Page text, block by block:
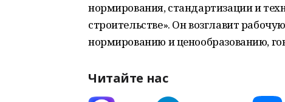
нормирования, стандартизации и
строительстве». Он возглавит
нормированию и ценообразованию,
Читайте нас